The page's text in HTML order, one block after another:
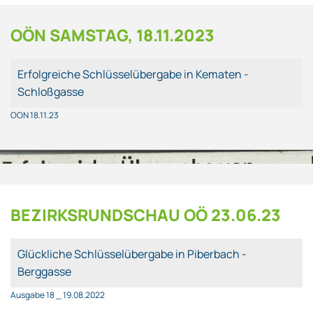
OÖN SAMSTAG, 18.11.2023
Erfolgreiche Schlüsselübergabe in Kematen -
Schloßgasse
OON 18.11.23
BEZIRKSRUNDSCHAU OÖ 23.06.23
Glückliche Schlüsselübergabe in Piberbach -
Berggasse
Ausgabe 18 _ 19.08.2022